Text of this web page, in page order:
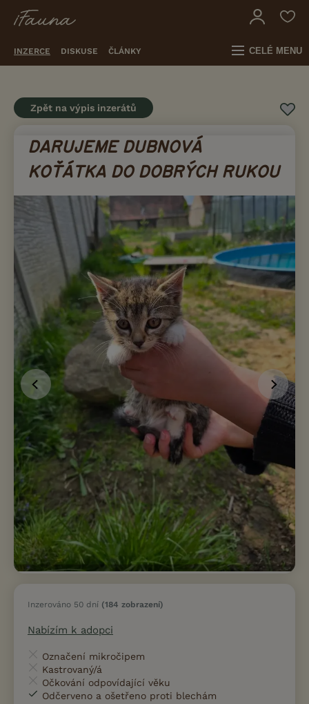
INZERCE DISKUSE ČLÁNKY CELÉ MENU
Zpět na výpis inzerátů
Inzerováno 50 dní (184 zobrazení)
Nabízím k adopci
Označení mikročipem
Kastrovaný/á
Očkování odpovídající věku
Odčerveno a ošetřeno proti blechám
DARUJEME DUBNOVÁ
KOŤÁTKA DO DOBRÝCH RUKOU